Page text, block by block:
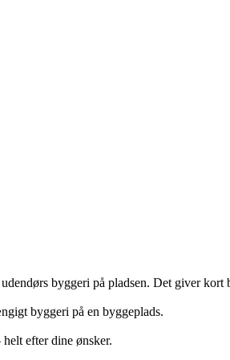
byggeri på pladsen. Det giver kort
byggeri på en byggeplads.
efter dine ønsker.